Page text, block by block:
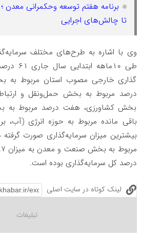
برنامه هفتم توسعه وحکمرانی معدن
تا چالش‌های اجرایی
وی با اشاره به طرح‌های مختلف
طی
بخش کشاورزی، هفت درصد مربوط
باقی مانده مربوط به حوزه انرژی
بیشترین میزان سرمایه‌گذاری صورت
درصد کل سرمایه‌گذاری بوده است.
لینک کوتاه در سایت اصلی